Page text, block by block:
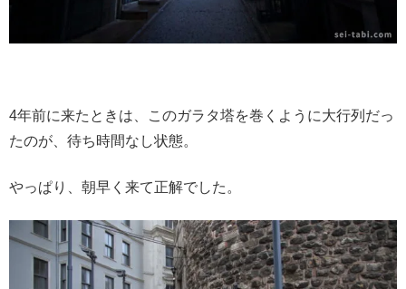
4年前に来たときは、このガラタ塔を巻くように大行列だっ
たのが、待ち時間なし状態。
やっぱり、朝早く来て正解でした。